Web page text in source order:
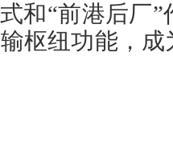
和“前港后厂
枢纽功能，